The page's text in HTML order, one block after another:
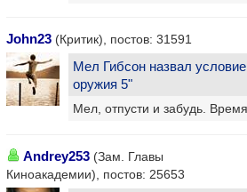
John23 (Критик), постов: 31591
Мел Гибсон назвал
оружия 5"
Мел, отпусти и забудь.
Andrey253 (Зам. Главы
Киноакадемии), постов: 25653